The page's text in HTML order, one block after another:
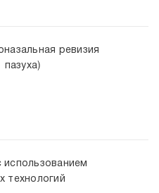
ревизия
технологий